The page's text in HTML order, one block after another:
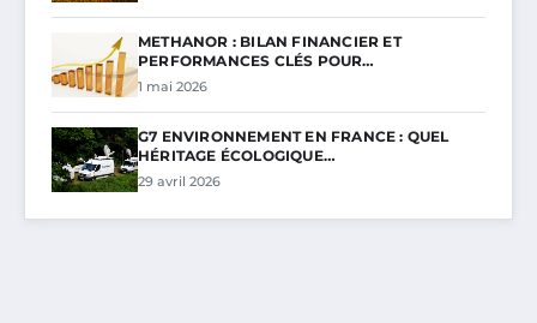
METHANOR : BILAN FINANCIER ET
PERFORMANCES CLÉS POUR…
1 mai 2026
G7 ENVIRONNEMENT EN FRANCE : QUEL
HÉRITAGE ÉCOLOGIQUE…
29 avril 2026